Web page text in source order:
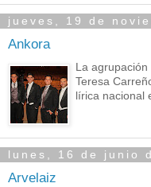
jueves, 19 de
Ankora
La
Teresa
lírica nacional
lunes, 16 de junio
Arvelaiz